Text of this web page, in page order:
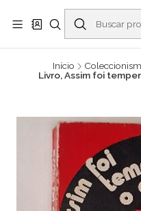
Buscantiguidades - Leilões.
Castelo -
Início
Livro, Assim foi